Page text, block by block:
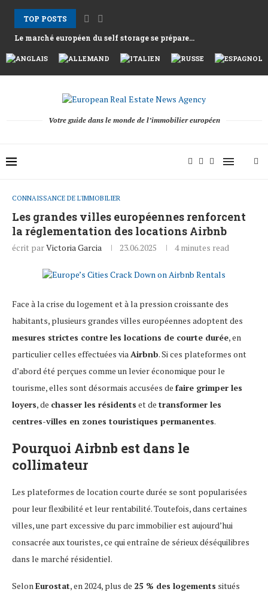
TOP POSTS
Le marché européen du self storage se prépare...
Les loyers à Athènes grimpent alors que la...
Nemo Garden Une ferme sous-marine qui défie l’agriculture...
Bruxelles veut mobiliser 10 000 milliards d’euros d’épargne...
Greystar Accélère son Expansion Stratégique du Build to...
Les grandes villes ciblent les résidences secondaires avec...
Les actifs hôteliers après la saison 2025 alors...
Le tournant structurel derrière la reprise de la...
Votre guide dans le monde de l’immobilier européen
CONNAISSANCE DE L'IMMOBILIER
Les grandes villes européennes renforcent
la réglementation des locations Airbnb
écrit parVictoria Garcia 23.06.2025 4 minutes read
Face à la crise du logement et à la pression croissante des
habitants, plusieurs grandes villes européennes adoptent des
mesures strictes contre les locations de courte durée, en
particulier celles effectuées viaAirbnb. Si ces plateformes ont
d’abord été perçues comme un levier économique pour le
tourisme, elles sont désormais accusées de faire grimper les
loyers, de chasser les résidents et de transformer les
centres-villes en zones touristiques permanentes.
Pourquoi Airbnb est dans le
collimateur
Les plateformes de location courte durée se sont popularisées
pour leur flexibilité et leur rentabilité. Toutefois, dans certaines
villes, une part excessive du parc immobilier est aujourd’hui
consacrée aux touristes, ce qui entraîne de sérieux déséquilibres
dans le marché résidentiel.
SelonEurostat, en 2024, plus de 25 % des logements situés